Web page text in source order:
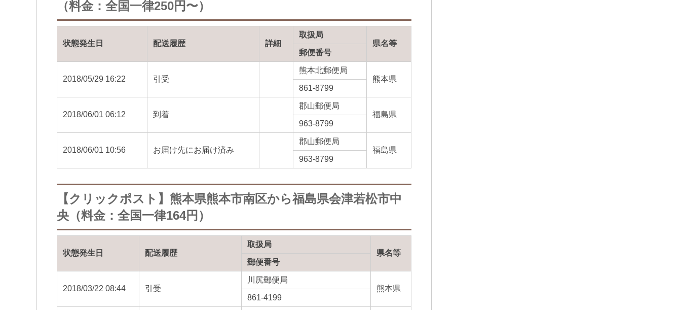
（料金：全国一律250円〜）
状態発生日 配送履歴 詳細
取扱局
県名等
郵便番号
2018/05/29 16:22 引受
熊本北郵便局
熊本県
861-8799
2018/06/01 06:12 到着
郡山郵便局
福島県
963-8799
2018/06/01 10:56 お届け先にお届け済み
郡山郵便局
福島県
963-8799
【クリックポスト】熊本県熊本市南区から福島県会津若松市中
央（料金：全国一律164円）
状態発生日 配送履歴
取扱局
県名等
郵便番号
2018/03/22 08:44 引受
川尻郵便局
熊本県
861-4199